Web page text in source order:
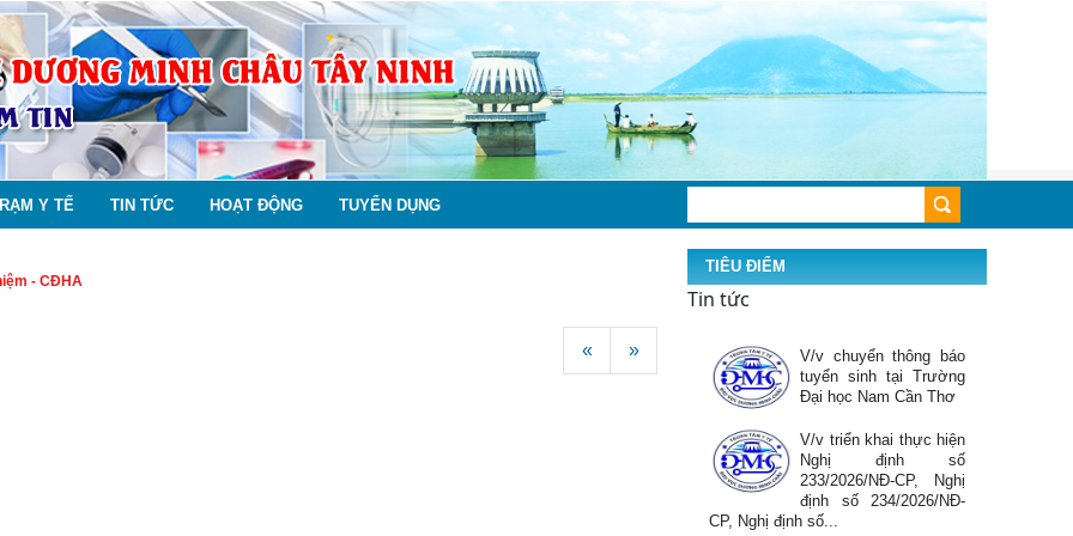
Y TẾ TIN TỨC HOẠT ĐỘNG TUYỂN DỤNG
- CĐHA
« »
TIÊU ĐIỂM
Tin tức
cứu hộ theo Nghị
Quyết số...
Hưởng ứng tuần lễ
nuôi con bằng sữa mẹ
sửa chữa và thay thế
linh kiện máy xét
nghiệm sinh hóa tự
động Global 240, hãng...
vận động thanh toán
V/v chuyển thông báo
tuyển sinh tại Trường
Đại học Nam Cần Thơ
V/v triển khai thực hiện
Nghị định số
233/2026/NĐ-CP, Nghị
định số 234/2026/NĐ-
CP, Nghị định số...